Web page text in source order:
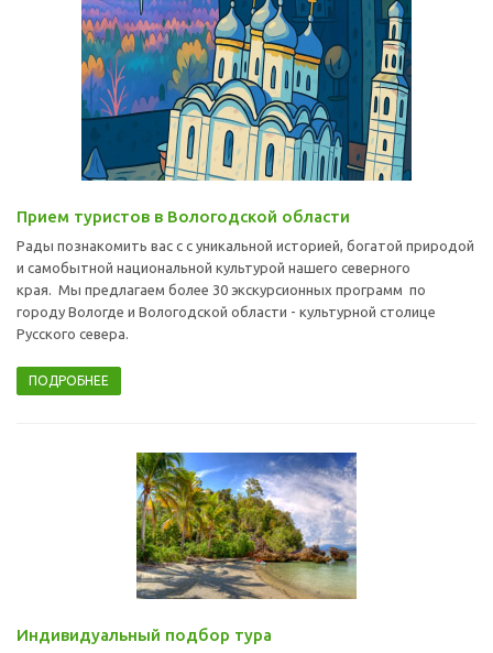
Прием туристов в Вологодской области
Рады познакомить вас с с уникальной историей, богатой природой
и самобытной национальной культурой нашего северного
края. Мы предлагаем более 30 экскурсионных программ по
городу Вологде и Вологодской области - культурной столице
Русского севера.
ПОДРОБНЕЕ
Индивидуальный подбор тура